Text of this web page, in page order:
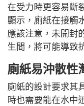
在受力時更容易斷
顯示，廁紙在接觸
應該注意，未開封
生間，將可能導致
廁紙易沖散性
廁紙的設計要求其
時也需要能在水中